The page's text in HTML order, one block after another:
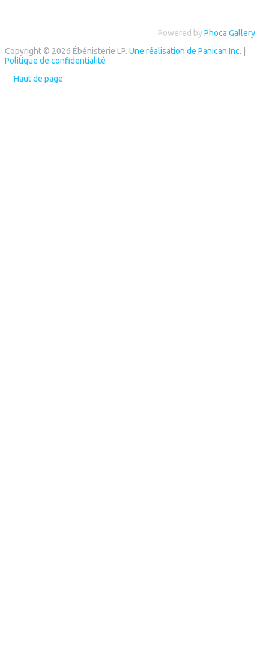
Powered byPhoca Gallery
Copyright © 2026 Ébénisterie LP. Une réalisation de Panican Inc.
Politique de confidentialité
Haut de page